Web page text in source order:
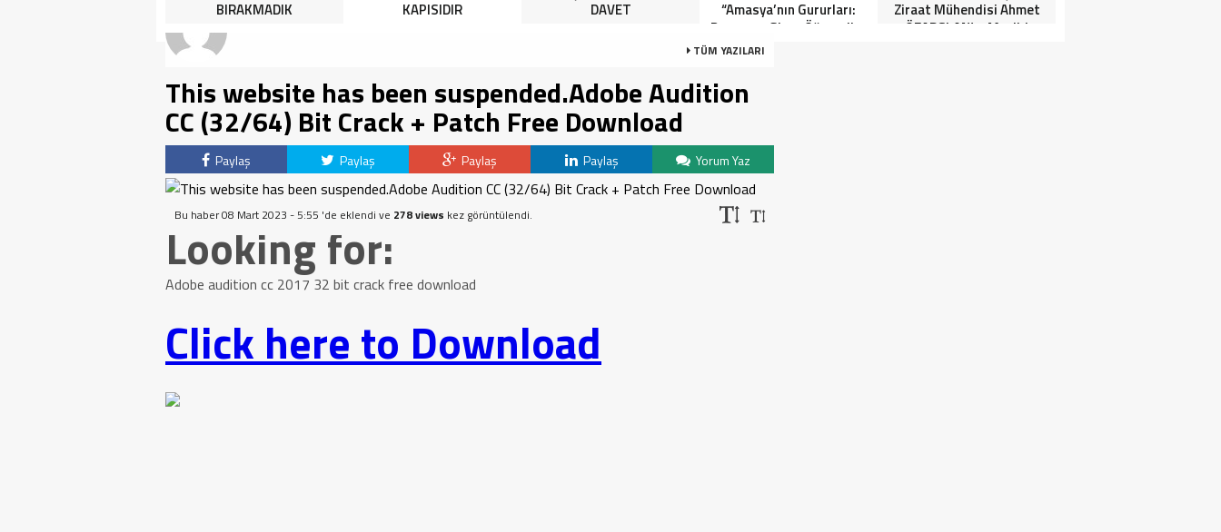
BIRAKMADIK
KAPISIDIR
DAVET
“Amasya’nın Gururları:
Dereceye Giren Öğrenciler
İçin Anlamlı Tören”
Ziraat Mühendisi Ahmet
ÖZARSLAN’ın Mevlid
TÜM YAZILARI
This website has been suspended.Adobe Audition
CC (32/64) Bit Crack + Patch Free Download
Paylaş Paylaş Paylaş Paylaş Yorum Yaz
Bu haber 08 Mart 2023 - 5:55 'de eklendi ve 278 views kez görüntülendi.
Looking for:
Adobe audition cc 2017 32 bit crack free download
Click here to Download